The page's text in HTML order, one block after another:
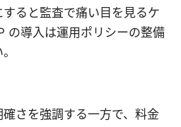
ると監査で痛い目を見るケ
の導入は運用ポリシーの整備
さを強調する一方で、料金